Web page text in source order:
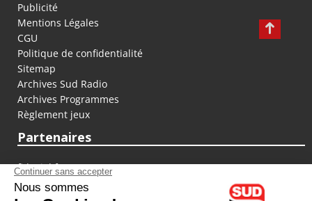
Publicité
Mentions Légales
CGU
Politique de confidentialité
Sitemap
Archives Sud Radio
Archives Programmes
Règlement jeux
Partenaires
fiducial.fr
lyoncapitale.fr